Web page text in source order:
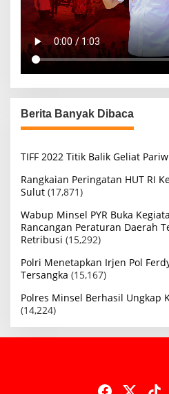
Berita Banyak Dibaca
TIFF 2022 Titik Balik Geliat
Rangkaian Peringatan HUT RI
Sulut (17,871)
Wabup Minsel PYR Buka
Rancangan Peraturan Daerah
Retribusi (15,292)
Polri Menetapkan Irjen Pol
Tersangka (15,167)
Polres Minsel Berhasil Ungkap
(14,224)